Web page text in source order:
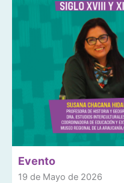
Evento
19 de Mayo de 2026